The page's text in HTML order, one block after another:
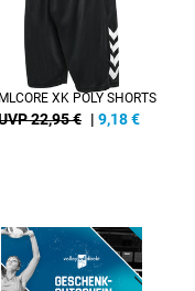
XK POLY SHORTS
22,95 € | 9,18€